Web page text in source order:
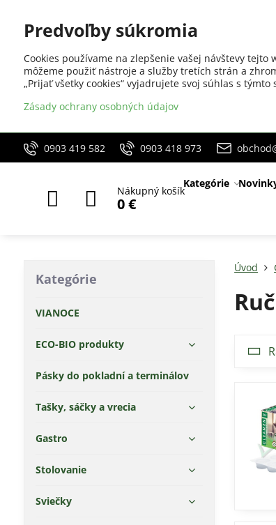
0903 419 582 0903 418 973
Nákupný košík
0 €
Kategórie
Úvod
Kategórie
VIANOCE
ECO-BIO produkty
Pásky do pokladní a terminálov
Tašky, sáčky a vrecia
Gastro
Stolovanie
Sviečky
Predvoľby súkromia
Cookies používame na zlepšenie vašej návštevy
môžeme použiť nástroje a služby tretích strán a
„Prijať všetky cookies“ vyjadrujete svoj súhlas s
Zásady ochrany osobných údajov